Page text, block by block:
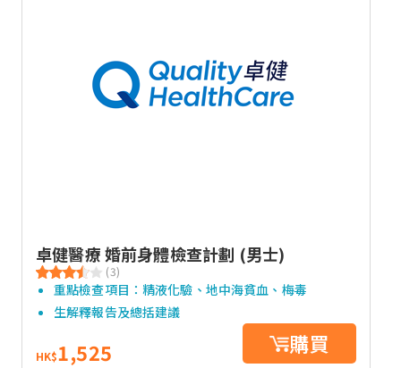
卓健醫療 婚前身體檢查計劃 (男士)
(3)
重點檢查項目：精液化驗、地中海貧血、梅毒
生解釋報告及總括建議
HK$1,525 購買